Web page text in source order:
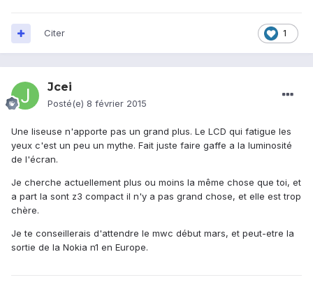
1
Citer
Jcei
Posté(e) 8 février 2015
Une liseuse n'apporte pas un grand plus. Le LCD qui fatigue les
yeux c'est un peu un mythe. Fait juste faire gaffe a la luminosité
de l'écran.
Je cherche actuellement plus ou moins la même chose que toi, et
a part la sont z3 compact il n'y a pas grand chose, et elle est trop
chère.
Je te conseillerais d'attendre le mwc début mars, et peut-etre la
sortie de la Nokia n1 en Europe.